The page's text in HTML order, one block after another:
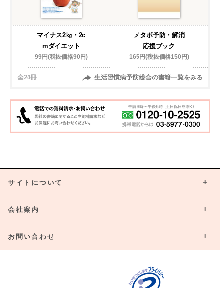
マイナス2㎏・2c
mダイエット
99円(税抜価格90円)
メタボ予防・解消
応援ブック
165円(税抜価格150円)
全24冊 生活習慣病予防総合の書籍一覧をみる
サイトについて
会社案内
お問い合わせ